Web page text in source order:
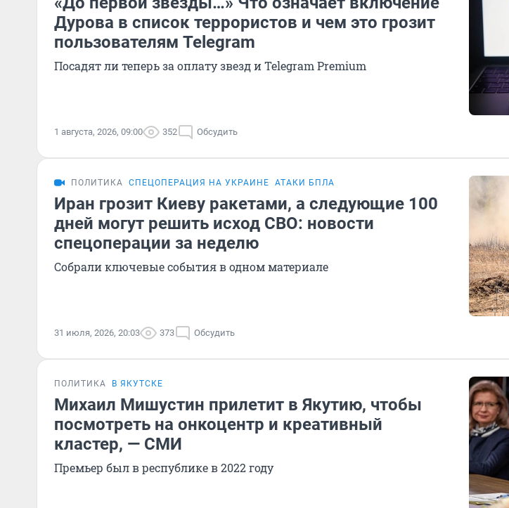
Дурова в список террористов и чем это грозит
пользователям Telegram
Посадят ли теперь за оплату звезд и Telegram Premium
1 августа, 2026, 09:00 352 Обсудить
ПОЛИТИКА СПЕЦОПЕРАЦИЯ НА УКРАИНЕ АТАКИ БПЛА
Иран грозит Киеву ракетами, а следующие 100
дней могут решить исход СВО: новости
спецоперации за неделю
Собрали ключевые события в одном материале
31 июля, 2026, 20:03 373 Обсудить
ПОЛИТИКА В ЯКУТСКЕ
Михаил Мишустин прилетит в Якутию, чтобы
посмотреть на онкоцентр и креативный
кластер, — СМИ
Премьер был в республике в 2022 году